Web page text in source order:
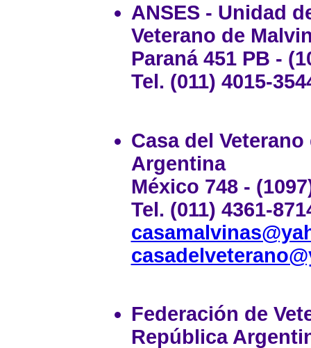
ANSES - Unidad
Veterano de
Paraná 451 PB -
Tel. (011) 4015-
Casa del
Argentina
México 748 -
Tel. (011) 4361-
Federación de
República